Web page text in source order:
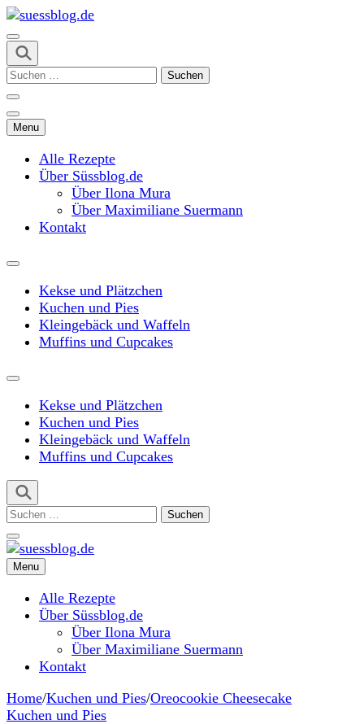
Skip
to
content
(Press
Enter)
suessblog.de
Suchen
Menu
Alle Rezepte
Über Süssblog.de
Über Ilona Mura
Über Maximiliane Suermann
Kontakt
Kekse und Plätzchen
Kuchen und Pies
Kleingebäck und Waffeln
Muffins und Cupcakes
Kekse und Plätzchen
Kuchen und Pies
Kleingebäck und Waffeln
Muffins und Cupcakes
Suchen
suessblog.de
Menu
Alle Rezepte
Über Süssblog.de
Über Ilona Mura
Über Maximiliane Suermann
Kontakt
Home/Kuchen und Pies/Oreocookie Cheesecake
Kuchen und Pies